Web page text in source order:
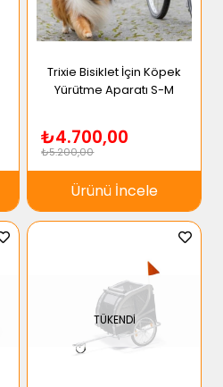
Trixie Bisiklet İçin Köpek
Yürütme Aparatı S-M
₺4.700,00
₺5.200,00
Ürünü İncele
TÜKENDI